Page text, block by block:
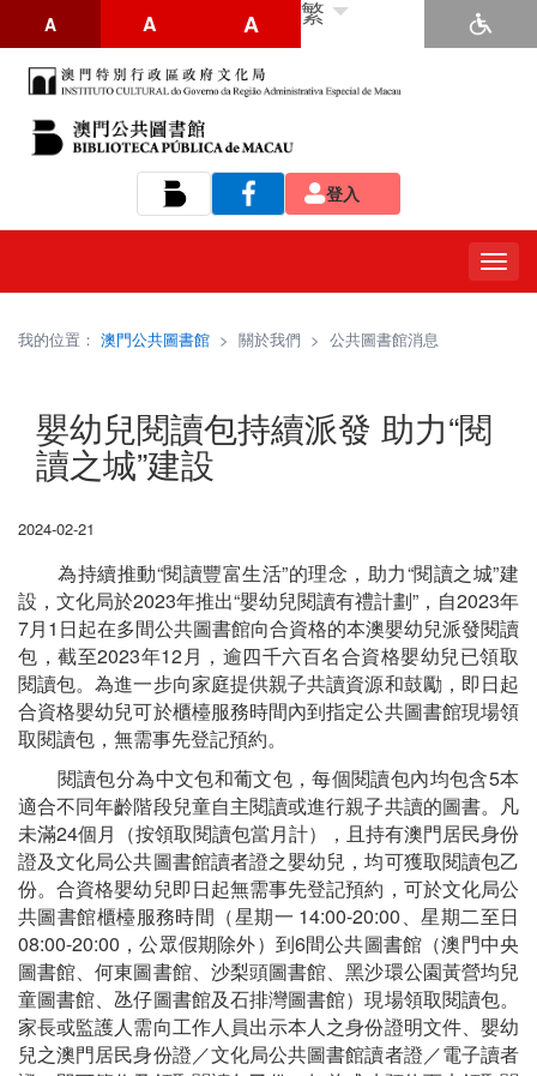
A A A 繁
登入
我的位置： 澳門公共圖書館 > 關於我們 > 公共圖書館消息
嬰幼兒閱讀包持續派發 助力“閱
讀之城”建設
2024-02-21
為持續推動“閱讀豐富生活”的理念，助力“閱讀之城”建
設，文化局於2023年推出“嬰幼兒閱讀有禮計劃”，自2023年
7月1日起在多間公共圖書館向合資格的本澳嬰幼兒派發閱讀
包，截至2023年12月，逾四千六百名合資格嬰幼兒已領取
閱讀包。為進一步向家庭提供親子共讀資源和鼓勵，即日起
合資格嬰幼兒可於櫃檯服務時間內到指定公共圖書館現場領
取閱讀包，無需事先登記預約。
閱讀包分為中文包和葡文包，每個閱讀包內均包含5本
適合不同年齡階段兒童自主閱讀或進行親子共讀的圖書。凡
未滿24個月（按領取閱讀包當月計），且持有澳門居民身份
證及文化局公共圖書館讀者證之嬰幼兒，均可獲取閱讀包乙
份。合資格嬰幼兒即日起無需事先登記預約，可於文化局公
共圖書館櫃檯服務時間（星期一 14:00-20:00、星期二至日
08:00-20:00，公眾假期除外）到6間公共圖書館（澳門中央
圖書館、何東圖書館、沙梨頭圖書館、黑沙環公園黃營均兒
童圖書館、氹仔圖書館及石排灣圖書館）現場領取閱讀包。
家長或監護人需向工作人員出示本人之身份證明文件、嬰幼
兒之澳門居民身份證／文化局公共圖書館讀者證／電子讀者